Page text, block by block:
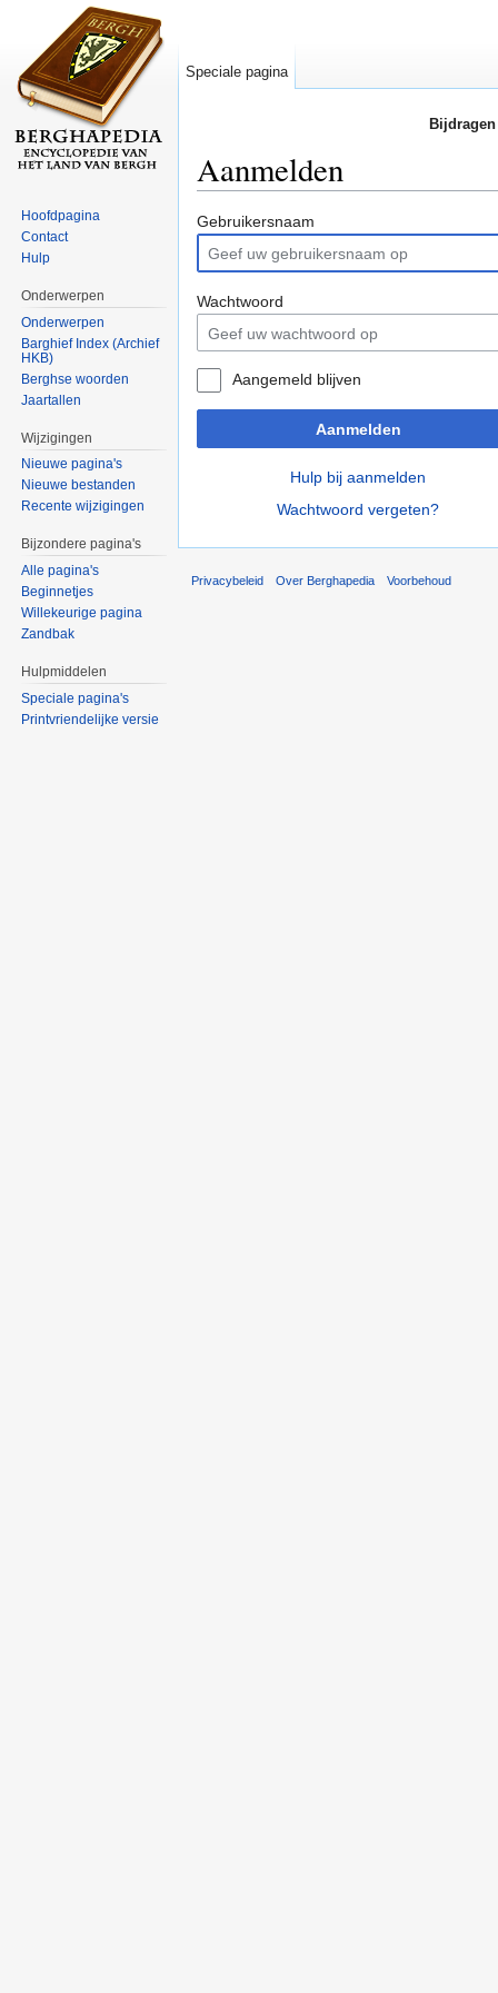
Aanmelden
Gebruikersnaam
Wachtwoord
Aangemeld blijven
Aanmelden
Hulp bij aanmelden
Wachtwoord vergeten?
Speciale pagina
Hoofdpagina
Contact
Hulp
Onderwerpen
Onderwerpen
Barghief Index (Archief
HKB)
Berghse woorden
Jaartallen
Wijzigingen
Nieuwe pagina's
Nieuwe bestanden
Recente wijzigingen
Bijzondere pagina's
Alle pagina's
Beginnetjes
Willekeurige pagina
Zandbak
Hulpmiddelen
Speciale pagina's
Printvriendelijke versie
Privacybeleid Over Berghapedia Voorbehoud